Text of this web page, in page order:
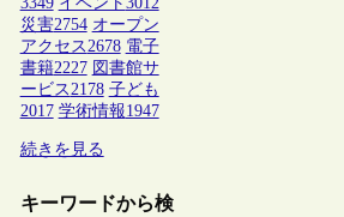
災害2754 オープン
アクセス 2678 電子
書籍2227 図書館サ
ービス 2178 子ども
2017 学術情報1947
続きを見る
キーワードから検